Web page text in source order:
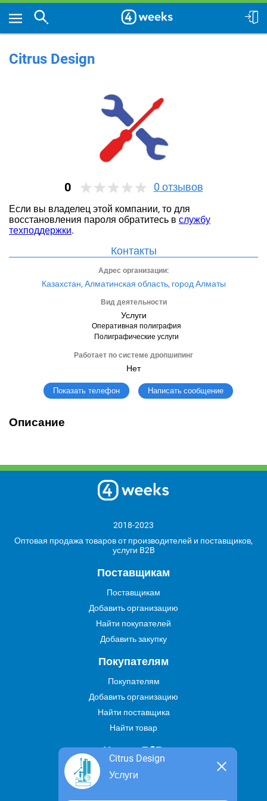
Citrus Design
0 0 отзывов
Если вы владелец этой компании, то для
восстановления пароля обратитесь в службу
техподдержки.
Контакты
Адрес организации:
Казахстан, Алматинская область, город Алматы
Вид деятельности
Услуги
Оперативная полиграфия
Полиграфические услуги
Работает по системе дропшипинг
Нет
Показать телефон Написать сообщение
Описание
Citrus Design
Услуги
2018-2023
Оптовая продажа товаров от производителей и поставщиков,
услуги B2B
Поставщикам
Поставщикам
Добавить организацию
Найти покупателей
Добавить закупку
Покупателям
Покупателям
Добавить организацию
Найти поставщика
Найти товар
Услуги В2В
Найти услугу
Предложить свою услугу